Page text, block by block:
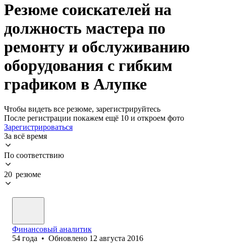
Резюме соискателей на
должность мастера по
ремонту и обслуживанию
оборудования с гибким
графиком в Алупке
Чтобы видеть все резюме, зарегистрируйтесь
После регистрации покажем ещё 10 и откроем фото
Зарегистрироваться
За всё время
По соответствию
20 резюме
Финансовый аналитик
54 года • Обновлено 12 августа 2016